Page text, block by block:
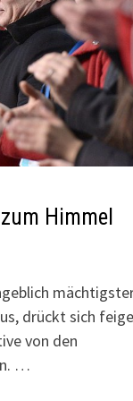
Himmel
drückt sich
von den
…